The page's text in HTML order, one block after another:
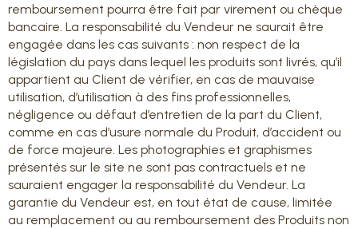
remboursement pourra être fait par virement ou chèque
bancaire. La responsabilité du Vendeur ne saurait être
engagée dans les cas suivants : non respect de la
législation du pays dans lequel les produits sont livrés, qu’il
appartient au Client de vérifier, en cas de mauvaise
utilisation, d’utilisation à des fins professionnelles,
négligence ou défaut d’entretien de la part du Client,
comme en cas d’usure normale du Produit, d’accident ou
de force majeure. Les photographies et graphismes
présentés sur le site ne sont pas contractuels et ne
sauraient engager la responsabilité du Vendeur. La
garantie du Vendeur est, en tout état de cause, limitée
au remplacement ou au remboursement des Produits non